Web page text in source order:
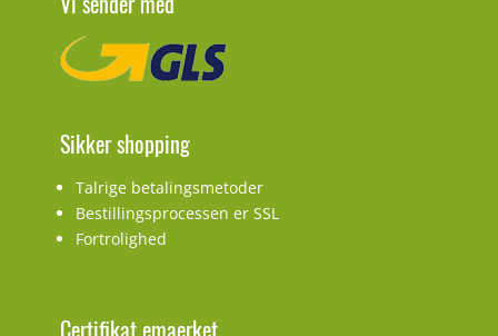
Sikker shopping
Talrige betalingsmetoder
Bestillingsprocessen er SSL
Fortrolighed